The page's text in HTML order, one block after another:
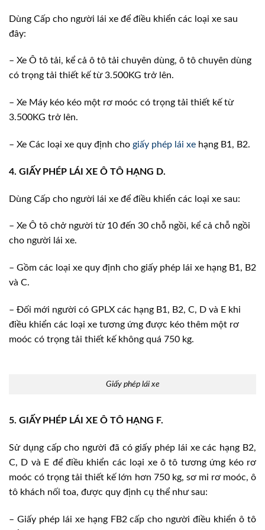
Dùng Cấp cho người lái xe để điều khiển các loại xe sau
đây:
– Xe Ô tô tải, kể cả ô tô tải chuyên dùng, ô tô chuyên dùng
có trọng tải thiết kế từ 3.500KG trở lên.
– Xe Máy kéo kéo một rơ moóc có trọng tải thiết kế từ
3.500KG trở lên.
– Xe Các loại xe quy định cho giấy phép lái xe hạng B1, B2.
4. GIẤY PHÉP LÁI XE Ô TÔ HẠNG D.
Dùng Cấp cho người lái xe để điều khiển các loại xe sau:
– Xe Ô tô chở người từ 10 đến 30 chỗ ngồi, kể cả chỗ ngồi
cho người lái xe.
– Gồm các loại xe quy định cho giấy phép lái xe hạng B1, B2
và C.
– Đối mới người có GPLX các hạng B1, B2, C, D và E khi
điều khiển các loại xe tương ứng được kéo thêm một rơ
moóc có trọng tải thiết kế không quá 750 kg.
Giấy phép lái xe
5. GIẤY PHÉP LÁI XE Ô TÔ HẠNG F.
Sử dụng cấp cho người đã có giấy phép lái xe các hạng B2,
C, D và E để điều khiển các loại xe ô tô tương ứng kéo rơ
moóc có trọng tải thiết kế lớn hơn 750 kg, sơ mi rơ moóc, ô
tô khách nối toa, được quy định cụ thể như sau:
– Giấy phép lái xe hạng FB2 cấp cho người điều khiển ô tô